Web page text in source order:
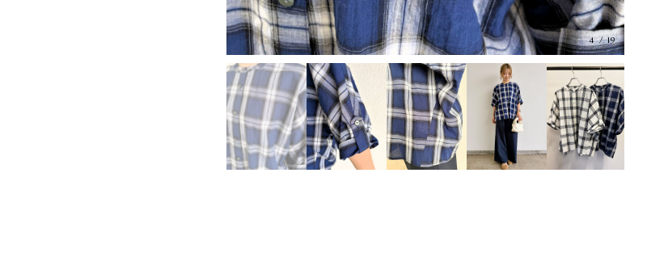
4/19